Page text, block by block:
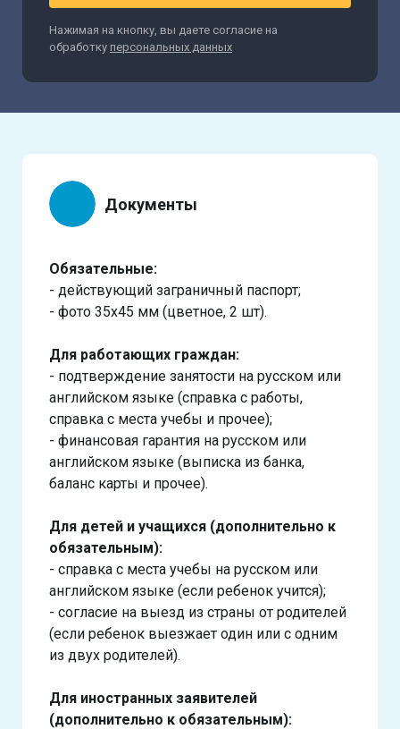
Нажимая на кнопку, вы даете согласие на
обработку персональных данных
Документы
Обязательные:
- действующий заграничный паспорт;
- фото 35х45 мм (цветное, 2 шт).
Для работающих граждан:
- подтверждение занятости на русском или
английском языке (справка с работы,
справка с места учебы и прочее);
- финансовая гарантия на русском или
английском языке (выписка из банка,
баланс карты и прочее).
Для детей и учащихся (дополнительно к
обязательным):
- справка с места учебы на русском или
английском языке (если ребенок учится);
- согласие на выезд из страны от родителей
(если ребенок выезжает один или с одним
из двух родителей).
Для иностранных заявителей
(дополнительно к обязательным):